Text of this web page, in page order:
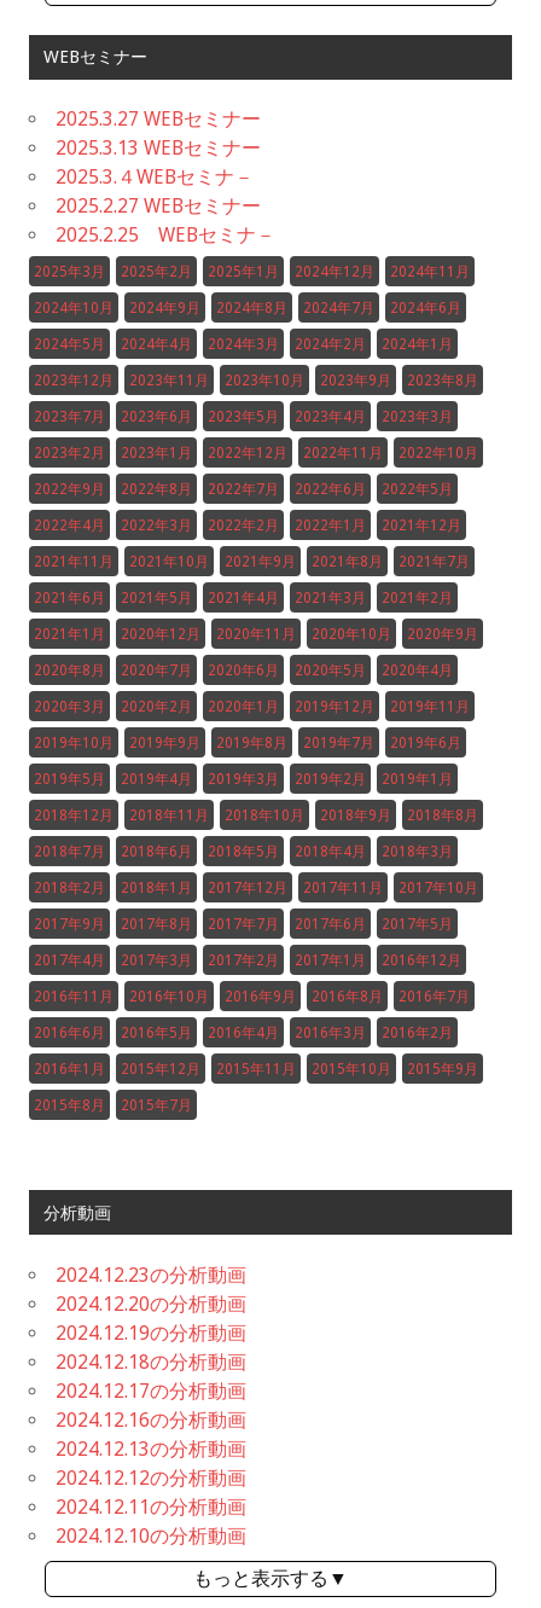
WEBセミナー
2025.3.27 WEBセミナー
2025.3.13 WEBセミナー
2025.3.４WEBセミナ－
2025.2.27 WEBセミナー
2025.2.25 WEBセミナ－
2025年3月 2025年2月 2025年1月 2024年12月 2024年11月
2024年10月 2024年9月 2024年8月 2024年7月 2024年6月
2024年5月 2024年4月 2024年3月 2024年2月 2024年1月
2023年12月 2023年11月 2023年10月 2023年9月 2023年8月
2023年7月 2023年6月 2023年5月 2023年4月 2023年3月
2023年2月 2023年1月 2022年12月 2022年11月 2022年10月
2022年9月 2022年8月 2022年7月 2022年6月 2022年5月
2022年4月 2022年3月 2022年2月 2022年1月 2021年12月
2021年11月 2021年10月 2021年9月 2021年8月 2021年7月
2021年6月 2021年5月 2021年4月 2021年3月 2021年2月
2021年1月 2020年12月 2020年11月 2020年10月 2020年9月
2020年8月 2020年7月 2020年6月 2020年5月 2020年4月
2020年3月 2020年2月 2020年1月 2019年12月 2019年11月
2019年10月 2019年9月 2019年8月 2019年7月 2019年6月
2019年5月 2019年4月 2019年3月 2019年2月 2019年1月
2018年12月 2018年11月 2018年10月 2018年9月 2018年8月
2018年7月 2018年6月 2018年5月 2018年4月 2018年3月
2018年2月 2018年1月 2017年12月 2017年11月 2017年10月
2017年9月 2017年8月 2017年7月 2017年6月 2017年5月
2017年4月 2017年3月 2017年2月 2017年1月 2016年12月
2016年11月 2016年10月 2016年9月 2016年8月 2016年7月
2016年6月 2016年5月 2016年4月 2016年3月 2016年2月
2016年1月 2015年12月 2015年11月 2015年10月 2015年9月
2015年8月 2015年7月
分析動画
2024.12.23の分析動画
2024.12.20の分析動画
2024.12.19の分析動画
2024.12.18の分析動画
2024.12.17の分析動画
2024.12.16の分析動画
2024.12.13の分析動画
2024.12.12の分析動画
2024.12.11の分析動画
2024.12.10の分析動画
もっと表示する▼